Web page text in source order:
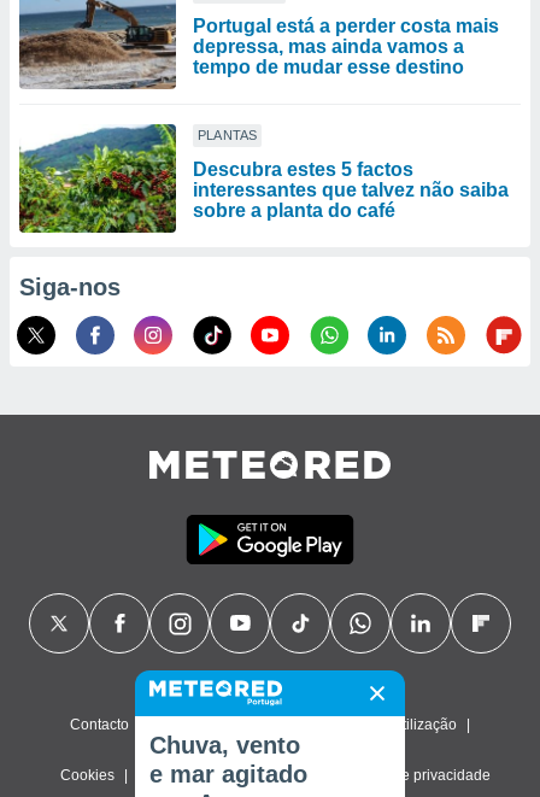
Portugal está a perder costa mais
depressa, mas ainda vamos a
tempo de mudar esse destino
PLANTAS
Descubra estes 5 factos
interessantes que talvez não saiba
sobre a planta do café
Siga-nos
Contacto Termos de utilização
Cookies Política de privacidade Definições de privacidade
Chuva, vento
e mar agitado